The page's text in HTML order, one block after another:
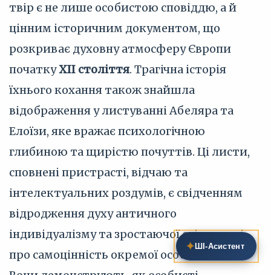
твір є не лише особистою сповіддю, а й
цінним історичним документом, що
розкриває духовну атмосферу Європи
початкуXII століття. Трагічна історія
їхнього кохання також знайшла
відображення у листуванні Абеляра та
Елоїзи, яке вражає психологічною
глибиною та щирістю почуттів. Ці листи,
сповнені пристрасті, відчаю та
інтелектуальних роздумів, є свідченням
відродження духу античного
індивідуалізму та зростаючої свідомості
про самоцінність окремої особистості.
✦ ШІ‑Асистент